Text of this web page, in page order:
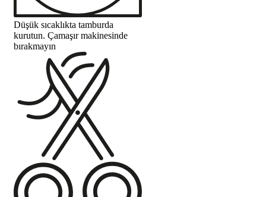
Düşük sıcaklıkta tamburda
kurutun. Çamaşır makinesinde
bırakmayın